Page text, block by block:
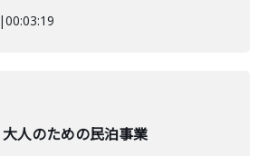
|00:03:19
大人のための民泊事業